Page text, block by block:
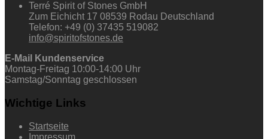
Terré Spirit of Stones GmbH
Zum Eichicht 17 08539 Rodau Deutschland
Telefon: +49 (0) 37435 519082
info@spiritofstones.de
E-Mail Kundenservice
Montag-Freitag 10:00-14:00 Uhr
Samstag/Sonntag geschlossen
Wichtige Links
Startseite
Impressum